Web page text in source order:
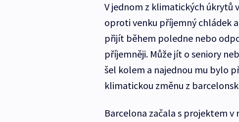
V jednom z klimatických úkrytů
oproti venku příjemný chládek
přijít během poledne nebo
příjemněji. Může jít o seniory
šel kolem a najednou mu bylo
klimatickou změnu z
Barcelona začala s projektem